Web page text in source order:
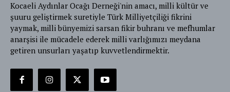
Kocaeli Aydınlar Ocağı Derneği'nin amacı, milli kültür ve
şuuru geliştirmek suretiyle Türk Milliyetçiliği fikrini
yaymak, milli bünyemizi sarsan fikir buhranı ve mefhumlar
anarşisi ile mücadele ederek milli varlığımızı meydana
getiren unsurları yaşatıp kuvvetlendirmektir.